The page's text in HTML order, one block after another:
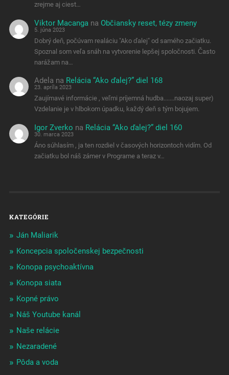
zrejme aj ciest…
Viktor Macanga na Občiansky reset, tézy zmeny
5. júna 2023
Dobrý deň, počúvam realáciu "Ako ďalej" od samého začiatku.
Spoznal som veľa snáh na vytvorenie lepšej spoločnosti. Často
narážam na…
Adela na Relácia “Ako ďalej?” diel 168
23. apríla 2023
Zaujímavé informácie , veľmi príjemná hudba.......naozaj super)
Vzdelanie je v hlbokom úpadku, každý deň s tým bojujem.
Igor Zverko na Relácia “Ako ďalej?” diel 160
30. marca 2023
Áno súhlasím , ja ten rozdiel v časových horizontoch vidím. Od
začiatku bol náš zámer v Programe a teraz v…
KATEGÓRIE
Ján Maliarik
Koncepcia spoločenskej bezpečnosti
Konopa psychoaktívna
Konopa siata
Kopné právo
Náš Youtube kanál
Naše relácie
Nezaradené
Pôda a voda